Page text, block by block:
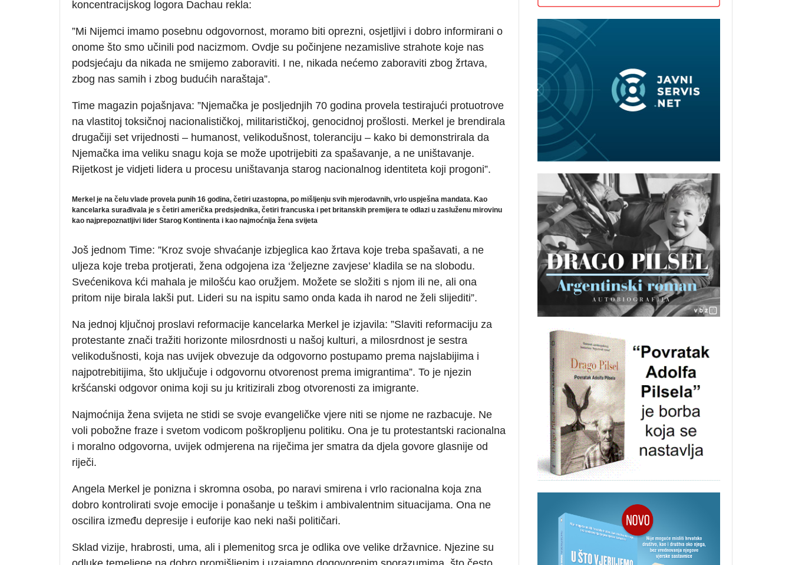
koncentracijskog logora Dachau rekla:
”Mi Nijemci imamo posebnu odgovornost, moramo biti oprezni, osjetljivi i dobro informirani o
onome što smo učinili pod nacizmom. Ovdje su počinjene nezamislive strahote koje nas
podsjećaju da nikada ne smijemo zaboraviti. I ne, nikada nećemo zaboraviti zbog žrtava,
zbog nas samih i zbog budućih naraštaja”.
Time magazin pojašnjava: ”Njemačka je posljednjih 70 godina provela testirajući protuotrove
na vlastitoj toksičnoj nacionalističkoj, militarističkoj, genocidnoj prošlosti. Merkel je brendirala
drugačiji set vrijednosti – humanost, velikodušnost, toleranciju – kako bi demonstrirala da
Njemačka ima veliku snagu koja se može upotrijebiti za spašavanje, a ne uništavanje.
Rijetkost je vidjeti lidera u procesu uništavanja starog nacionalnog identiteta koji progoni”.
Merkel je na čelu vlade provela punih 16 godina, četiri uzastopna, po mišljenju svih mjerodavnih, vrlo uspješna mandata. Kao
kancelarka surađivala je s četiri američka predsjednika, četiri francuska i pet britanskih premijera te odlazi u zasluženu mirovinu
kao najprepoznatljivi lider Starog Kontinenta i kao najmoćnija žena svijeta
Još jednom Time: ”Kroz svoje shvaćanje izbjeglica kao žrtava koje treba spašavati, a ne
uljeza koje treba protjerati, žena odgojena iza ‘željezne zavjese’ kladila se na slobodu.
Svećenikova kći mahala je milošću kao oružjem. Možete se složiti s njom ili ne, ali ona
pritom nije birala lakši put. Lideri su na ispitu samo onda kada ih narod ne želi slijediti”.
Na jednoj ključnoj proslavi reformacije kancelarka Merkel je izjavila: ”Slaviti reformaciju za
protestante znači tražiti horizonte milosrdnosti u našoj kulturi, a milosrdnost je sestra
velikodušnosti, koja nas uvijek obvezuje da odgovorno postupamo prema najslabijima i
najpotrebitijima, što uključuje i odgovornu otvorenost prema imigrantima”. To je njezin
kršćanski odgovor onima koji su ju kritizirali zbog otvorenosti za imigrante.
Najmoćnija žena svijeta ne stidi se svoje evangeličke vjere niti se njome ne razbacuje. Ne
voli pobožne fraze i svetom vodicom poškropljenu politiku. Ona je tu protestantski racionalna
i moralno odgovorna, uvijek odmjerena na riječima jer smatra da djela govore glasnije od
riječi.
Angela Merkel je ponizna i skromna osoba, po naravi smirena i vrlo racionalna koja zna
dobro kontrolirati svoje emocije i ponašanje u teškim i ambivalentnim situacijama. Ona ne
oscilira između depresije i euforije kao neki naši političari.
Sklad vizije, hrabrosti, uma, ali i plemenitog srca je odlika ove velike državnice. Njezine su